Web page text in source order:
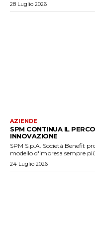
28 Luglio 2026
AZIENDE
SPM CONTINUA IL
INNOVAZIONE
SPM S.p.A. Società Benefit
modello d'impresa sempre
24 Luglio 2026